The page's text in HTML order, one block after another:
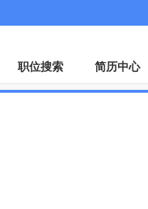
招聘会 下载APP
职位搜索 简历中心